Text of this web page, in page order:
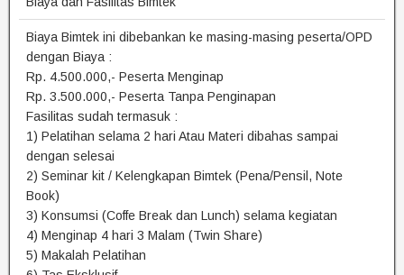
Biaya Bimtek ini dibebankan ke masing-masing peserta/OPD
dengan Biaya :
Rp. 4.500.000,- Peserta Menginap
Rp. 3.500.000,- Peserta Tanpa Penginapan
Fasilitas sudah termasuk :
1) Pelatihan selama 2 hari Atau Materi dibahas sampai
dengan selesai
2) Seminar kit / Kelengkapan Bimtek (Pena/Pensil, Note
Book)
3) Konsumsi (Coffe Break dan Lunch) selama kegiatan
4) Menginap 4 hari 3 Malam (Twin Share)
5) Makalah Pelatihan